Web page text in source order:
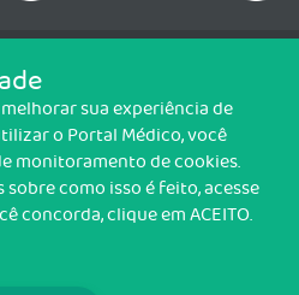
Porto Velho/RO - CEP: 76803-
reservados.
sua experiência de
o Portal Médico, você
monitoramento de cookies.
como isso é feito, acesse
concorda, clique em ACEITO.